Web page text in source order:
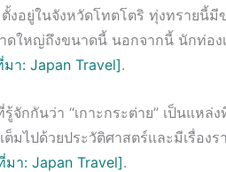
งอยู่ในจังหวัดโทตโตริ ทุ่งทรายนี้
ใหญ่ถึงขนาดนี้ นอกจากนี้ นักท่อง
า: Japan Travel].
จักกันว่า “เกาะกระต่าย” เป็นแหล่
ต็มไปด้วยประวัติศาสตร์และมีเรื่อง
มา: Japan Travel].